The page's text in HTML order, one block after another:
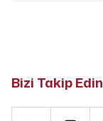
Bizi Takip Edin